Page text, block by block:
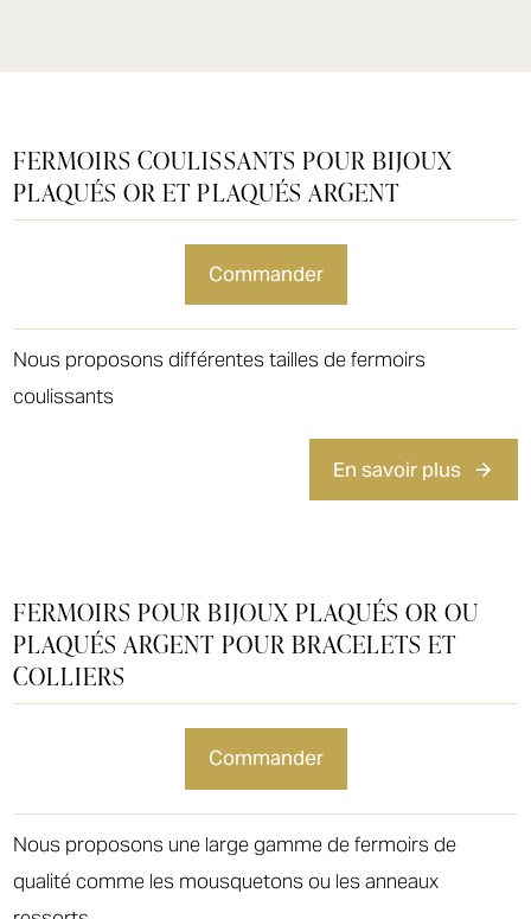
FERMOIRS COULISSANTS POUR BIJOUX
PLAQUÉS OR ET PLAQUÉS ARGENT
commander
Nous proposons différentes tailles de fermoirs
coulissants
En savoir plus
FERMOIRS POUR BIJOUX PLAQUÉS OR OU
PLAQUÉS ARGENT POUR BRACELETS ET
COLLIERS
commander
Nous proposons une large gamme de fermoirs de
qualité comme les mousquetons ou les anneaux